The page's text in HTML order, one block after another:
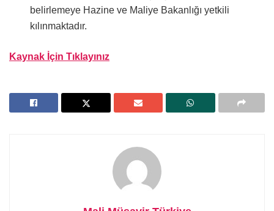
belirlemeye Hazine ve Maliye Bakanlığı yetkili
kılınmaktadır.
Kaynak İçin Tıklayınız